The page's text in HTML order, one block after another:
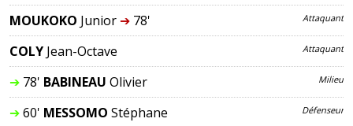
MOUKOKO Junior ➔78' Attaquant
COLY Jean-Octave Attaquant
➔78' BABINEAU Olivier Milieu
➔60' MESSOMO Stéphane Défenseur